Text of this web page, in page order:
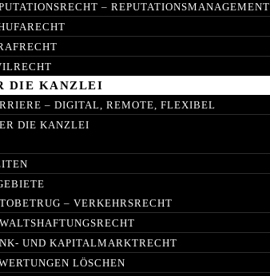
– REPUTATIONSMANAGEMENT
DIE KANZLEI
– DIGITAL, REMOTE, FLEXIBEL
DIE KANZLEI
– VERKEHRSRECHT
UND KAPITALMARKTRECHT
LÖSCHEN